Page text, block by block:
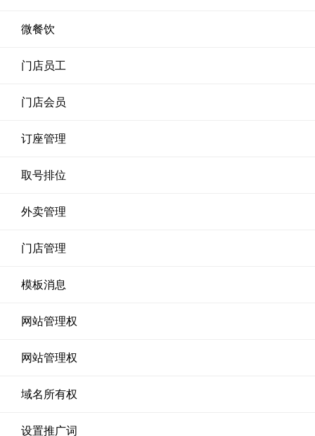
微餐饮
门店员工
门店会员
订座管理
取号排位
外卖管理
门店管理
模板消息
网站管理权
网站管理权
域名所有权
设置推广词